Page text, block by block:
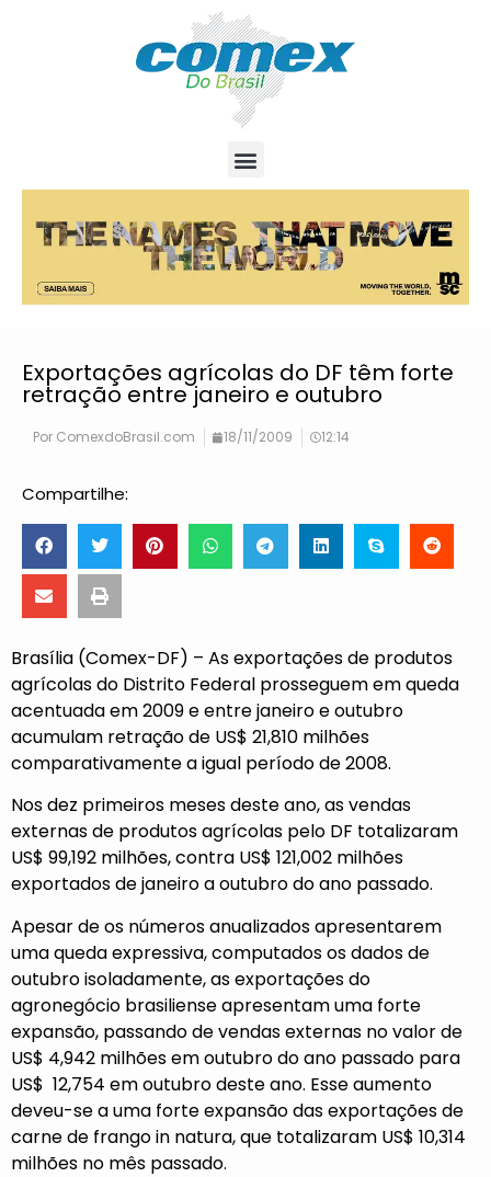
Exportações agrícolas do DF têm forte
retração entre janeiro e outubro
Por ComexdoBrasil.com 18/11/2009 12:14
Compartilhe:
Brasília (Comex-DF) – As exportações de produtos
agrícolas do Distrito Federal prosseguem em queda
acentuada em 2009 e entre janeiro e outubro
acumulam retração de US$ 21,810 milhões
comparativamente a igual período de 2008.
Nos dez primeiros meses deste ano, as vendas
externas de produtos agrícolas pelo DF totalizaram
US$ 99,192 milhões, contra US$ 121,002 milhões
exportados de janeiro a outubro do ano passado.
Apesar de os números anualizados apresentarem
uma queda expressiva, computados os dados de
outubro isoladamente, as exportações do
agronegócio brasiliense apresentam uma forte
expansão, passando de vendas externas no valor de
US$ 4,942 milhões em outubro do ano passado para
US$ 12,754 em outubro deste ano. Esse aumento
deveu-se a uma forte expansão das exportações de
carne de frango in natura, que totalizaram US$ 10,314
milhões no mês passado.